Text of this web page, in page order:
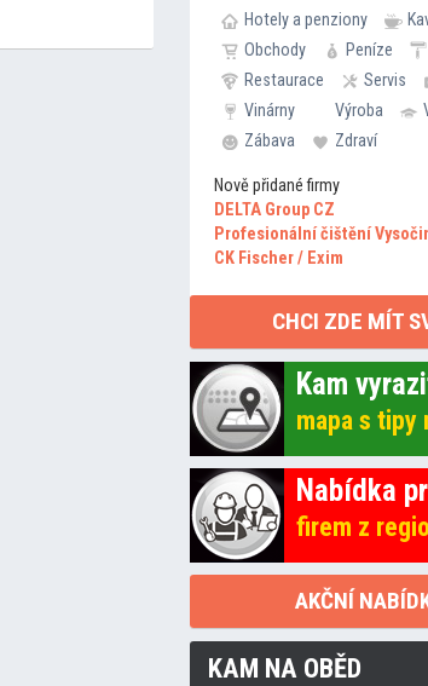
Hotely a penziony
Obchody
Peníze
Restaurace
Servis
Vinárny
Výroba
Zábava
Zdraví
Nově přidané firmy
DELTA Group CZ
Profesionální čištění
CK Fischer / Exim
CHCI ZDE MÍT
Kam
mapa s tipy
Nabídka
firem z
AKČNÍ
KAM NA OBĚD